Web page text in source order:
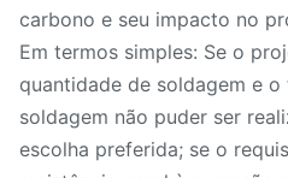
carbono e seu impacto no
Em termos simples: Se o
quantidade de soldagem e
soldagem não puder ser
escolha preferida; se o